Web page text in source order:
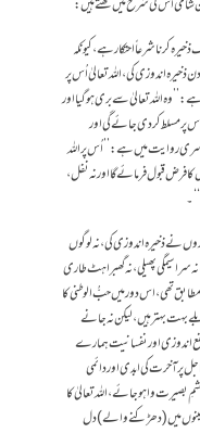
شامی اس کی شرح میں لکھتے ہیں:
کرنا شرعاً احتکار ہے ،کیونکہ
اندوزی کی ،اللہ تعالیٰ اُس پر
اللہ تعالیٰ سے بری ہوگیا اور
اُس پر مسلط کردی جائے گی اور
روایت میں ہے :’’اُس پر اللہ
کا فرض قبو ل فرمائے گا اورنہ نفل،
تھا:نہ تاجروں نے ذخیرہ اندوزی کی ،نہ لوگوں
پھیلی، نہ گھبراہٹ طاری
تھی ، اس دور میں حبُّ الوطنی کا
بہت بہتر ہیں ، لیکن نہ جانے
اندوزی اور نفسانیت ہمارے
پر آخرت کی ابدی اور دائمی
بصیرت وا ہوجائے ، اللہ تعالیٰ کا
میں (دھڑکنے والے )دل